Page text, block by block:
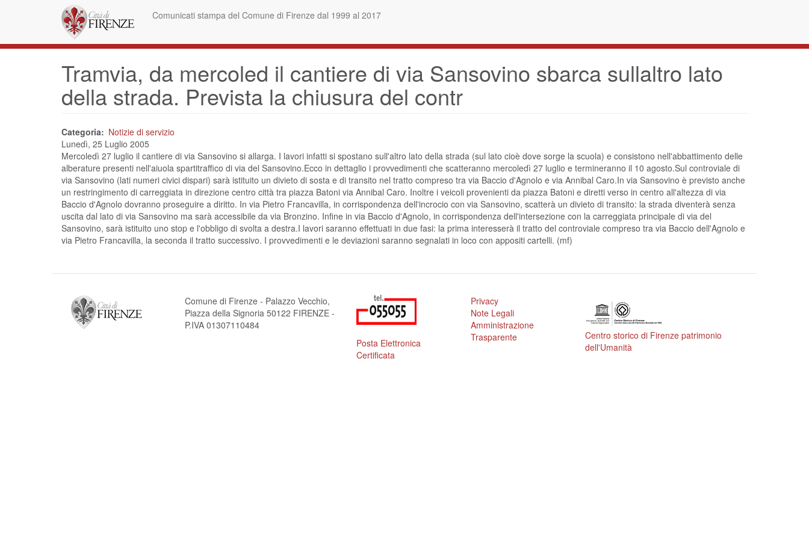
principale
Comunicati stampa del Comune di Firenze dal 1999 al 2017
Tramvia, da mercoled il cantiere di via Sansovino sbarca sullaltro lato
della strada. Prevista la chiusura del contr
Categoria
Notizie di servizio
Lunedì, 25 Luglio 2005
Mercoledì 27 luglio il cantiere di via Sansovino si allarga. I lavori infatti si spostano sull'altro lato della strada (sul lato cioè dove sorge la scuola) e consistono nell'abbattimento delle
alberature presenti nell'aiuola spartitraffico di via del Sansovino.Ecco in dettaglio i provvedimenti che scatteranno mercoledì 27 luglio e termineranno il 10 agosto.Sul controviale di
via Sansovino (lati numeri civici dispari) sarà istituito un divieto di sosta e di transito nel tratto compreso tra via Baccio d'Agnolo e via Annibal Caro.In via Sansovino è previsto anche
un restringimento di carreggiata in direzione centro città tra piazza Batoni via Annibal Caro. Inoltre i veicoli provenienti da piazza Batoni e diretti verso in centro all'altezza di via
Baccio d'Agnolo dovranno proseguire a diritto. In via Pietro Francavilla, in corrispondenza dell'incrocio con via Sansovino, scatterà un divieto di transito: la strada diventerà senza
uscita dal lato di via Sansovino ma sarà accessibile da via Bronzino. Infine in via Baccio d'Agnolo, in corrispondenza dell'intersezione con la carreggiata principale di via del
Sansovino, sarà istituito uno stop e l'obbligo di svolta a destra.I lavori saranno effettuati in due fasi: la prima interesserà il tratto del controviale compreso tra via Baccio dell'Agnolo e
via Pietro Francavilla, la seconda il tratto successivo. I provvedimenti e le deviazioni saranno segnalati in loco con appositi cartelli. (mf)
Comune di Firenze - Palazzo Vecchio,
Piazza della Signoria 50122 FIRENZE -
P.IVA 01307110484
Posta Elettronica
Certificata
Privacy
Note Legali
Amministrazione
Trasparente
Centro storico di Firenze patrimonio
dell'Umanità